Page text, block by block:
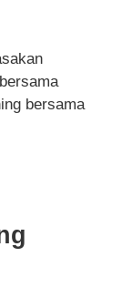
bersama